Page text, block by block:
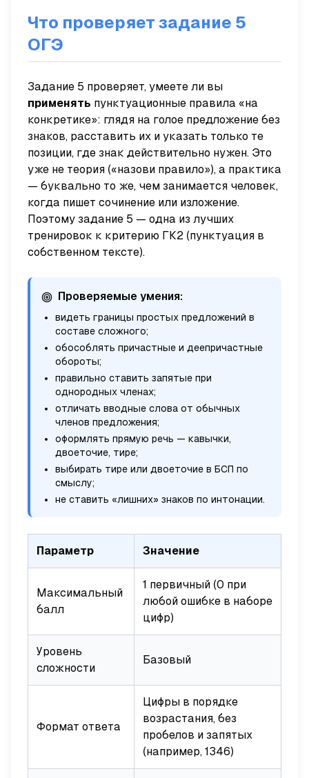
Что проверяет задание 5
ОГЭ
Задание 5 проверяет, умеете ли вы
применять пунктуационные правила «на
конкретике»: глядя на голое предложение без
знаков, расставить их и указать только те
позиции, где знак действительно нужен. Это
уже не теория («назови правило»), а практика
— буквально то же, чем занимается человек,
когда пишет сочинение или изложение.
Поэтому задание 5 — одна из лучших
тренировок к критерию ГК2 (пунктуация в
собственном тексте).
Проверяемые умения:
видеть границы простых предложений в
составе сложного;
обособлять причастные и деепричастные
обороты;
правильно ставить запятые при
однородных членах;
отличать вводные слова от обычных
членов предложения;
оформлять прямую речь — кавычки,
двоеточие, тире;
выбирать тире или двоеточие в БСП по
смыслу;
не ставить «лишних» знаков по интонации.
Параметр Значение
Максимальный
балл
1 первичный (0 при
любой ошибке в наборе
цифр)
Уровень
сложности
Базовый
Формат ответа
Цифры в порядке
возрастания, без
пробелов и запятых
(например, 1346)